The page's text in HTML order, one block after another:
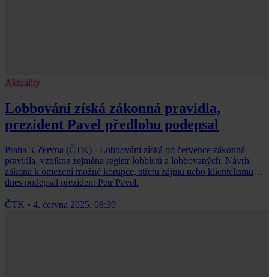
Aktuality
Lobbování získá zákonná pravidla,
prezident Pavel předlohu podepsal
Praha 3. června (ČTK) - Lobbování získá od července zákonná
pravidla, vznikne zejména registr lobbistů a lobbovaných. Návrh
zákona k omezení možné korupce, střetu zájmů nebo klientelismu
dnes podepsal prezident Petr Pavel.
ČTK • 4. června 2025, 08:39